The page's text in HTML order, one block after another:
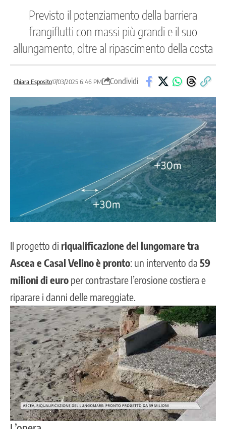
Previsto il potenziamento della barriera
frangiflutti con massi più grandi e il suo
allungamento, oltre al ripascimento della costa
Chiara Esposito17/03/2025 6:46 PM Condividi
Il progetto di riqualificazione del lungomare tra
Ascea e Casal Velino è pronto: un intervento da 59
milioni di euro per contrastare l’erosione costiera e
riparare i danni delle mareggiate.